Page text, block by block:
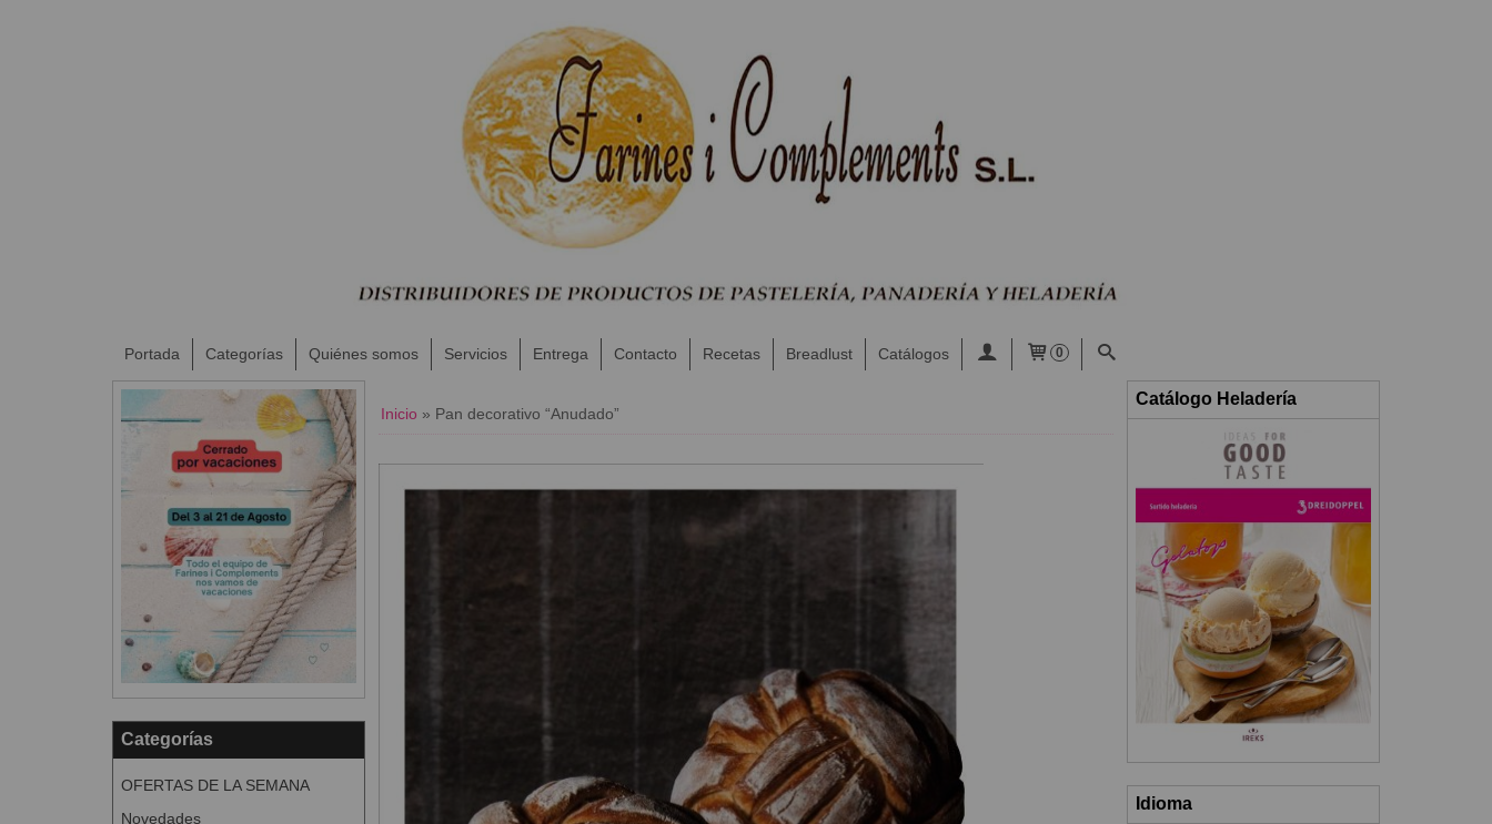
Portada Categorías Quiénes somos Servicios Entrega Contacto Recetas Breadlust Catálogos 0
Categorías
OFERTAS DE LA SEMANA
Novedades
Inicio » ​Pan decorativo “Anudado”
Catálogo Heladería
Idioma